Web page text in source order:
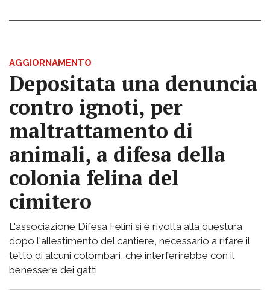
AGGIORNAMENTO
Depositata una denuncia
contro ignoti, per
maltrattamento di
animali, a difesa della
colonia felina del
cimitero
L'associazione Difesa Felini si è rivolta alla questura
dopo l'allestimento del cantiere, necessario a rifare il
tetto di alcuni colombari, che interferirebbe con il
benessere dei gatti